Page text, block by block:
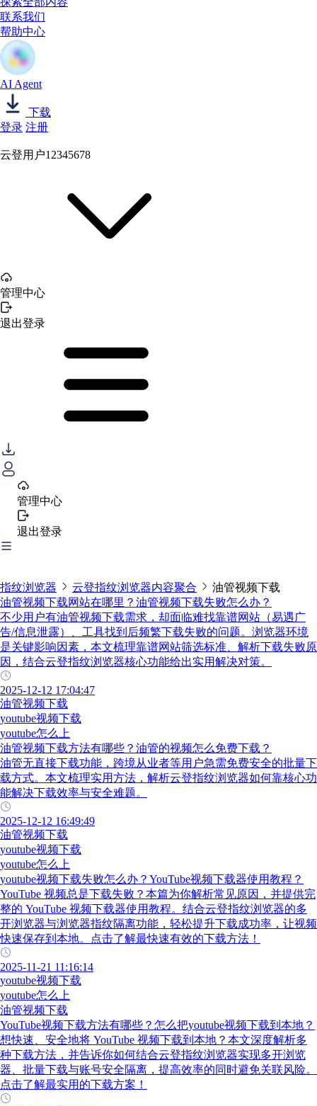
联系我们
帮助中心
AI Agent
下载
登录 注册
云登用户12345678
管理中心
退出登录
管理中心
退出登录
指纹浏览器 云登指纹浏览器内容聚合
油管视频下载
油管视频下载网站在哪里？油管视频下载失败怎么办？
不少用户有油管视频下载需求，却面临难找靠谱网站（易遇广
告/信息泄露）、工具找到后频繁下载失败的问题。浏览器环境
是关键影响因素，本文梳理靠谱网站筛选标准、解析下载失败原
因，结合云登指纹浏览器核心功能给出实用解决对策。
2025-12-12 17:04:47
油管视频下载
youtube视频下载
youtube怎么上
油管视频下载方法有哪些？油管的视频怎么免费下载？
油管无直接下载功能，跨境从业者等用户急需免费安全的批量下
载方式。本文梳理实用方法，解析云登指纹浏览器如何靠核心功
能解决下载效率与安全难题。
2025-12-12 16:49:49
油管视频下载
youtube视频下载
youtube怎么上
youtube视频下载失败怎么办？YouTube视频下载器使用教程？
YouTube 视频总是下载失败？本篇为你解析常见原因，并提供完
整的 YouTube 视频下载器使用教程。结合云登指纹浏览器的多
开浏览器与浏览器指纹隔离功能，轻松提升下载成功率，让视频
快速保存到本地。点击了解最快速有效的下载方法！
2025-11-21 11:16:14
youtube视频下载
youtube怎么上
油管视频下载
YouTube视频下载方法有哪些？怎么把youtube视频下载到本地？
想快速、安全地将 YouTube 视频下载到本地？本文深度解析多
种下载方法，并告诉你如何结合云登指纹浏览器实现多开浏览
器、批量下载与账号安全隔离，提高效率的同时避免关联风险。
点击了解最实用的下载方案！